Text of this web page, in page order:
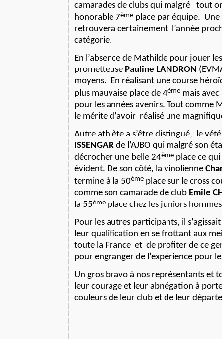
camarades de clubs qui malgré
tout
honorable 7ème place par équipe.
retrouvera certainement l’année
catégorie.
En l’absence de Mathilde pour jouer
prometteuse Pauline LANDRON
moyens. En réalisant une course
plus mauvaise place de 4ème mais avec
pour les années avenirs. Tout comme
le mérite d’avoir réalisé une
Autre athlète a s’être distingué, le
ISSENGAR de l’AJBO qui malgré son
décrocher une belle 24ème place ce
évident. De son côté, la vinolienne
termine à la 50ème place sur le cross
comme son camarade de club Emile
la 55ème place chez les juniors
Pour les autres participants, il
leur qualification en se frottant aux
toute la France et de profiter de ce
pour engranger de l’expérience pour
Un gros bravo à nos représentants et
leur courage et leur abnégation à
couleurs de leur club et de leur